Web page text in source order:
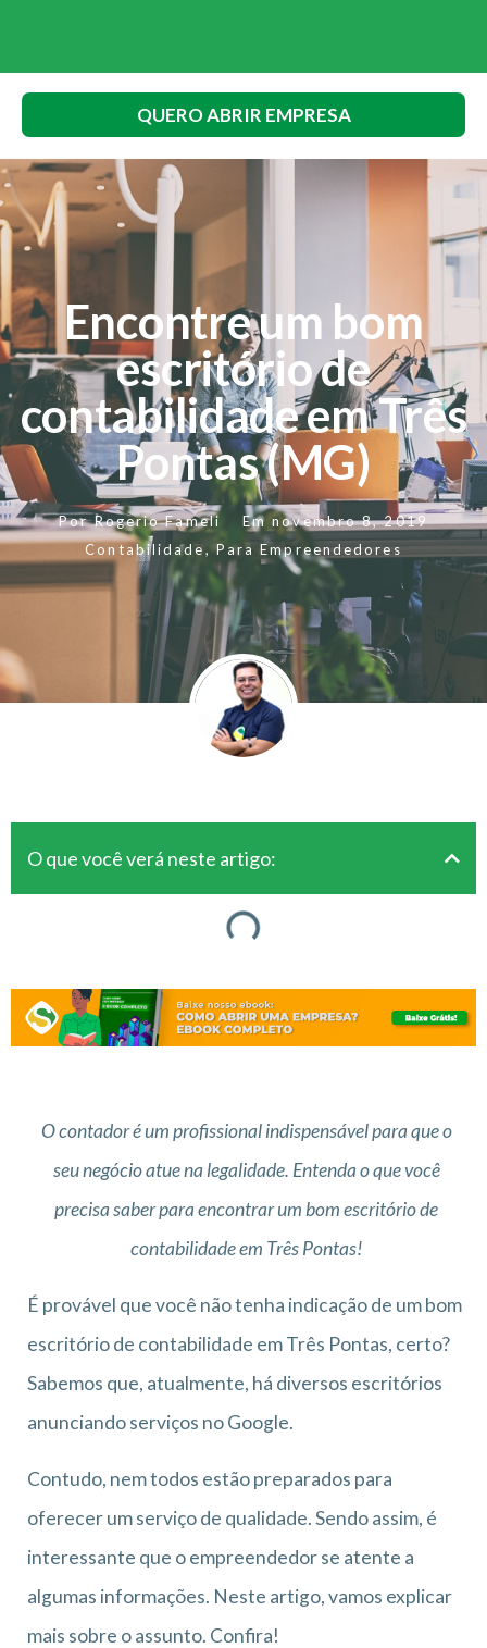
QUERO ABRIR EMPRESA
Encontre um bom
escritório de
contabilidade em Três
Pontas (MG)
PorRogerio Fameli Em novembro 8, 2019
Contabilidade,Para Empreendedores
O que você verá neste artigo:
O contador é um profissional indispensável para que o
seu negócio atue na legalidade. Entenda o que você
precisa saber para encontrar um bom escritório de
contabilidade em Três Pontas!
É provável que você não tenha indicação de um bom
escritório de contabilidade em Três Pontas, certo?
Sabemos que, atualmente, há diversos escritórios
anunciando serviços no Google.
Contudo, nem todos estão preparados para
oferecer um serviço de qualidade. Sendo assim, é
interessante que o empreendedor se atente a
algumas informações. Neste artigo, vamos explicar
mais sobre o assunto. Confira!